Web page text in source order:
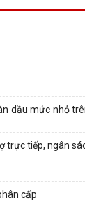
dầu mức nhỏ
trực tiếp, ngân
cấp